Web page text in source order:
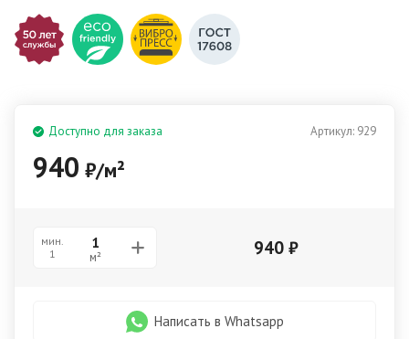
Артикул: 929
Доступно для заказа
940 ₽/м²
мин.
1
м² 940 ₽
Написать в Whatsapp